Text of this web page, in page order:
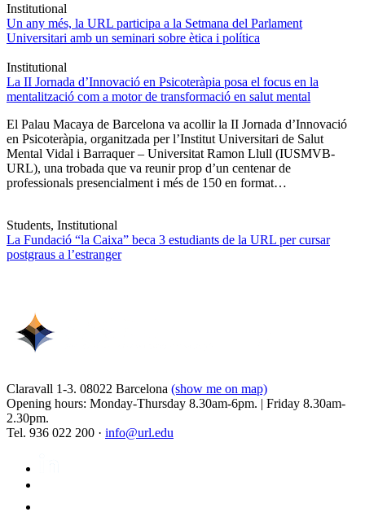
Institutional
Un any més, la URL participa a la Setmana del Parlament
Universitari amb un seminari sobre ètica i política
Institutional
La II Jornada d’Innovació en Psicoteràpia posa el focus en la
mentalització com a motor de transformació en salut mental
El Palau Macaya de Barcelona va acollir la II Jornada d’Innovació
en Psicoteràpia, organitzada per l’Institut Universitari de Salut
Mental Vidal i Barraquer – Universitat Ramon Llull (IUSMVB-
URL), una trobada que va reunir prop d’un centenar de
professionals presencialment i més de 150 en format…
Students, Institutional
La Fundació “la Caixa” beca 3 estudiants de la URL per cursar
postgraus a l’estranger
Claravall 1-3. 08022 Barcelona (show me on map)
Opening hours: Monday-Thursday 8.30am-6pm. | Friday 8.30am-
2.30pm.
Tel. 936 022 200 · info@url.edu